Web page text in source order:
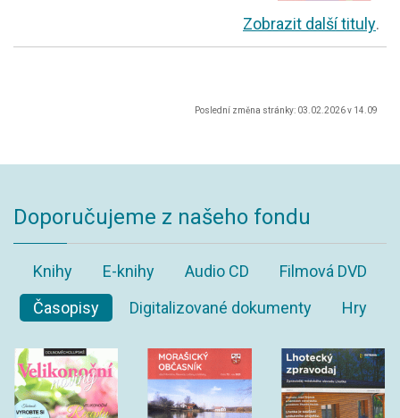
Zobrazit další tituly.
Poslední změna stránky: 03.02.2026 v 14.09
Doporučujeme z našeho fondu
Knihy E-knihy Audio CD
Filmová DVD
Časopisy
Digitalizované dokumenty Hry